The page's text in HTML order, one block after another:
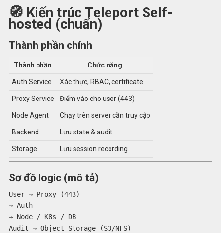
🧭 Kiến trúc Teleport Self-
hosted (chuẩn)
Thành phần chính
Thành phần Chức năng
Auth Service Xác thực, RBAC, certificate
Proxy Service Điểm vào cho user (443)
Node Agent Chạy trên server cần truy cập
Backend Lưu state & audit
Storage Lưu session recording
Sơ đồ logic (mô tả)
User→ Proxy (443)
→ Auth
→ Node / K8s / DB
Audit → Object Storage(S3/NFS)